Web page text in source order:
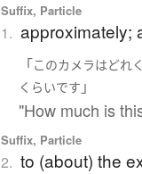
Suffix, Particle
1. approximately;
「このカメラはどれ
くらいです 」
"How much is
Suffix, Particle
2. to (about) the